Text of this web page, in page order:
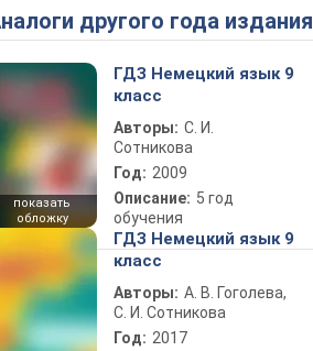
Аналоги другого года издания
показать
обложку
ГДЗ Немецкий язык 9
класс
Авторы: С. И.
Сотникова
Год: 2009
Описание: 5 год
обучения
ГДЗ Немецкий язык 9
класс
Авторы: А. В. Гоголева,
С. И. Сотникова
Год: 2017